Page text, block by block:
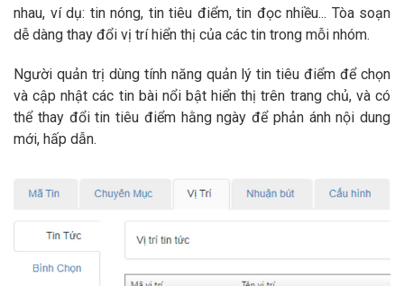
nhau, ví dụ: tin nóng, tin tiêu điểm, tin đọc nhiều... Tòa soạn
dễ dàng thay đổi vị trí hiển thị của các tin trong mỗi nhóm.
Người quản trị dùng tính năng quản lý tin tiêu điểm để chọn
và cập nhật các tin bài nổi bật hiển thị trên trang chủ, và có
thể thay đổi tin tiêu điểm hằng ngày để phản ánh nội dung
mới, hấp dẫn.